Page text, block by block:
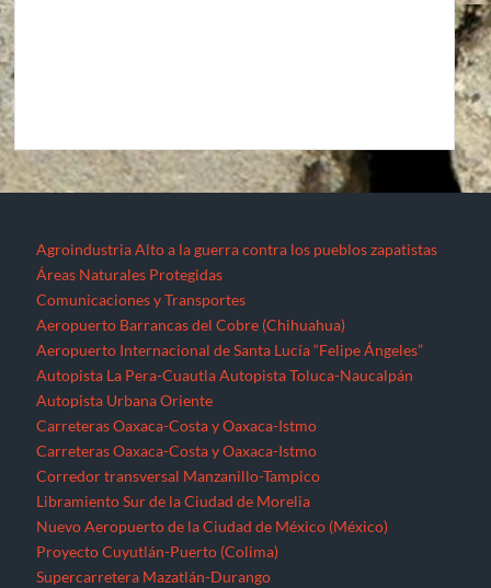
Agroindustria Alto a la guerra contra los pueblos zapatistas
Áreas Naturales Protegidas
Comunicaciones y Transportes
Aeropuerto Barrancas del Cobre (Chihuahua)
Aeropuerto Internacional de Santa Lucía “Felipe Ángeles”
Autopista La Pera-Cuautla Autopista Toluca-Naucalpán
Autopista Urbana Oriente
Carreteras Oaxaca-Costa y Oaxaca-Istmo
Carreteras Oaxaca-Costa y Oaxaca-Istmo
Corredor transversal Manzanillo-Tampico
Libramiento Sur de la Ciudad de Morelia
Nuevo Aeropuerto de la Ciudad de México (México)
Proyecto Cuyutlán-Puerto (Colima)
Supercarretera Mazatlán-Durango